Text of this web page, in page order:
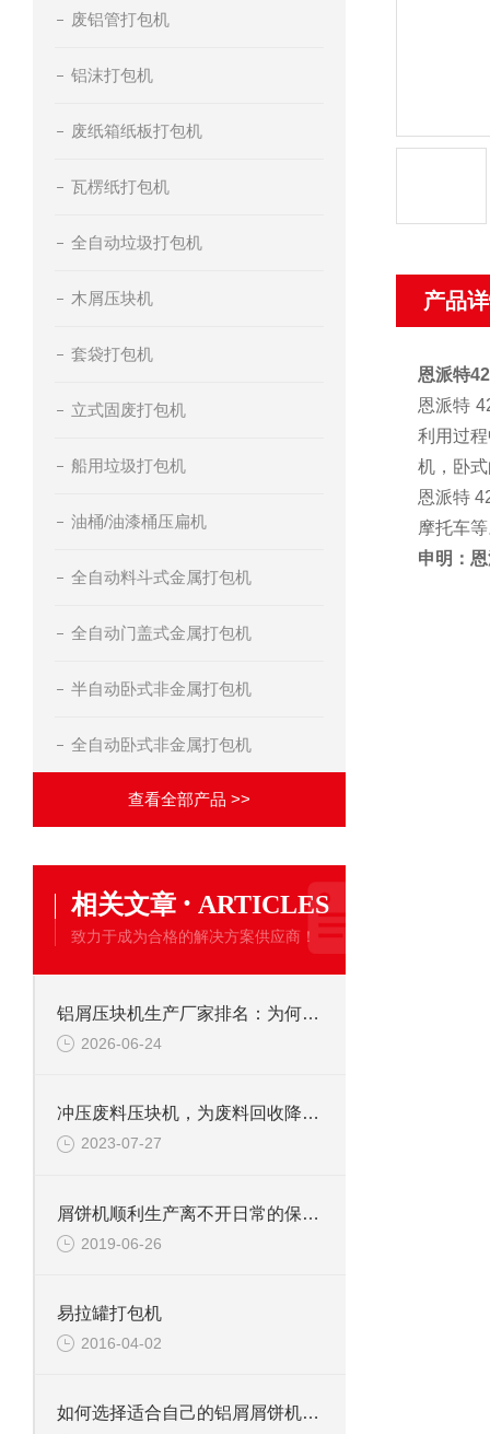
废铝管打包机
铝沫打包机
废纸箱纸板打包机
瓦楞纸打包机
全自动垃圾打包机
木屑压块机
套袋打包机
立式固废打包机
船用垃圾打包机
油桶/油漆桶压扁机
全自动料斗式金属打包机
全自动门盖式金属打包机
半自动卧式非金属打包机
全自动卧式非金属打包机
查看全部产品 >>
相关文章 · ARTICLES
致力于成为合格的解决方案供应商！
铝屑压块机生产厂家排名：为何恩派特成为行业的“优选品牌”？
2026-06-24
冲压废料压块机，为废料回收降本增效
2023-07-27
屑饼机顺利生产离不开日常的保养工作
2019-06-26
易拉罐打包机
2016-04-02
如何选择适合自己的铝屑屑饼机？——从生产需求到品牌推荐的全面指南
产品
恩派特
恩派特
利用过
机，卧
恩派特
摩托车
申明：